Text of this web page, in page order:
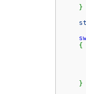
}
{
}